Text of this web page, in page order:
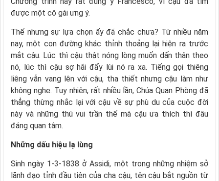
được một cô gái ưng ý.
Thế nhưng sự lựa chọn ấy đã chắc chưa? Từ nhiều năm
nay, một con đường khác thỉnh thoảng lại hiện ra trước
mắt cậu. Lúc thì cậu thật nóng lòng muốn dấn thân theo
nó, lúc thì cậu sợ hãi đẩy lùi nó ra xa. Tiếng gọi thiêng
liêng vẫn vang lên với cậu, tha thiết nhưng cậu làm như
không nghe. Tuy nhiên, rất nhiều lần, Chúa Quan Phòng đã
thẳng thừng nhắc lại với cậu về sự phù du của cuộc đời
này và những thú vui trần thế mà cậu ưa thích thì đâu
đáng quan tâm.
Những dấu hiệu lạ lùng
Sinh ngày 1-3-1838 ở Assidi, một trong những nhiệm sở
lãnh đạo tỉnh đầu tiên của cha cậu, tên cậu bắt nguồn từ